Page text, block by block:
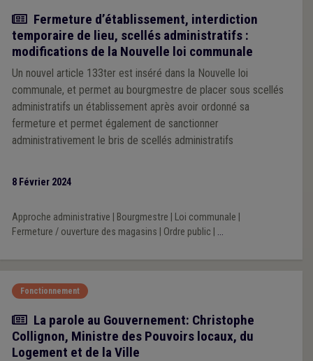
Actualité
Fermeture d’établissement, interdiction
temporaire de lieu, scellés administratifs :
modifications de la Nouvelle loi communale
Un nouvel article 133ter est inséré dans la Nouvelle loi
communale, et permet au bourgmestre de placer sous scellés
administratifs un établissement après avoir ordonné sa
fermeture et permet également de sanctionner
administrativement le bris de scellés administratifs
8 Février 2024
Approche administrative Bourgmestre Loi communale
Fermeture / ouverture des magasins
Ordre public ...
Fonctionnement
Article
La parole au Gouvernement: Christophe
Collignon, Ministre des Pouvoirs locaux, du
Logement et de la Ville